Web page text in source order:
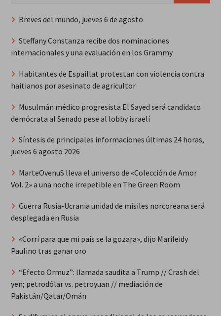
Breves del mundo, jueves 6 de agosto
Steffany Constanza recibe dos nominaciones
internacionales y una evaluación en los Grammy
Habitantes de Espaillat protestan con violencia contra
haitianos por asesinato de agricultor
Musulmán médico progresista El Sayed será candidato
demócrata al Senado pese al lobby israelí
Síntesis de principales informaciones últimas 24 horas,
jueves 6 agosto 2026
MarteOvenuS lleva el universo de «Colección de Amor
Vol. 2» a una noche irrepetible en The Green Room
Guerra Rusia-Ucrania unidad de misiles norcoreana será
desplegada en Rusia
«Corrí para que mi país se la gozara», dijo Marileidy
Paulino tras ganar oro
“Efecto Ormuz”: llamada saudita a Trump // Crash del
yen; petrodólar vs. petroyuan // mediación de
Pakistán/Qatar/Omán